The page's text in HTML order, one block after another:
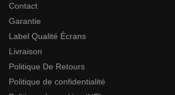
Contact
Garantie
Label Qualité Écrans
Livraison
Politique De Retours
Politique de confidentialité